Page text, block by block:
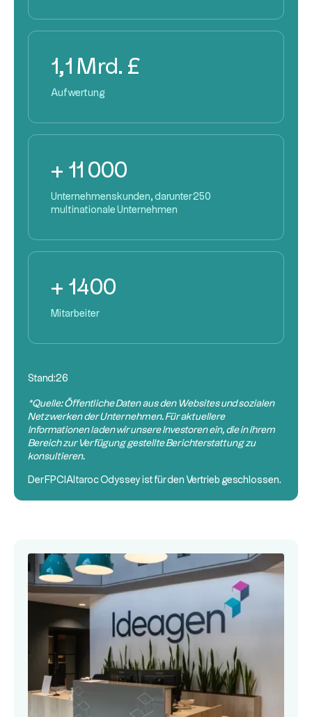
1,1 Mrd. £
Aufwertung
+ 11 000
Unternehmenskunden, darunter 250
multinationale Unternehmen
+ 1400
Mitarbeiter
Stand:26
*Quelle: Öffentliche Daten aus den Websites und sozialen
Netzwerken der Unternehmen. Für aktuellere
Informationen laden wir unsere Investoren ein, die in ihrem
Bereich zur Verfügung gestellte Berichterstattung zu
konsultieren.
Der FPCI Altaroc Odyssey ist für den Vertrieb geschlossen.